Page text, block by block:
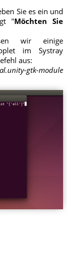
Sie es ein und
"Möchten Sie
wir einige
im Systray
aus:
gtk-module